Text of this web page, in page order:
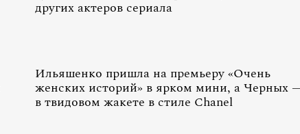
других актеров сериала
Ильяшенко пришла на премьеру «Очень
женских историй» в ярком мини, а Черных
в твидовом жакете в стиле Chanel